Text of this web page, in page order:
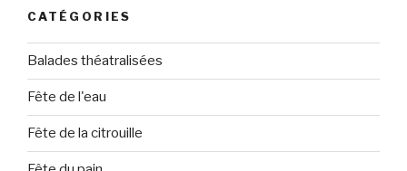
CATÉGORIES
Balades théatralisées
Fête de l'eau
Fête de la citrouille